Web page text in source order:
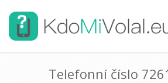
Telefonní číslo